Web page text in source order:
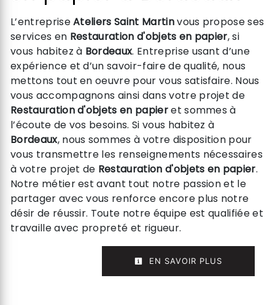
L’entrepriseAteliers Saint Martinvous propose ses
services en Restauration d'objets en papier, si
vous habitez à Bordeaux. Entreprise usant d’une
expérience et d’un savoir-faire de qualité, nous
mettons tout en oeuvre pour vous satisfaire. Nous
vous accompagnons ainsi dans votre projet de
Restauration d'objets en papieret sommes à
l’écoute de vos besoins. Si vous habitez à
Bordeaux, nous sommes à votre disposition pour
vous transmettre les renseignements nécessaires
à votre projet de Restauration d'objets en papier.
Notre métier est avant tout notre passion et le
partager avec vous renforce encore plus notre
désir de réussir. Toute notre équipe est qualifiée et
travaille avec propreté et rigueur.
EN SAVOIR PLUS